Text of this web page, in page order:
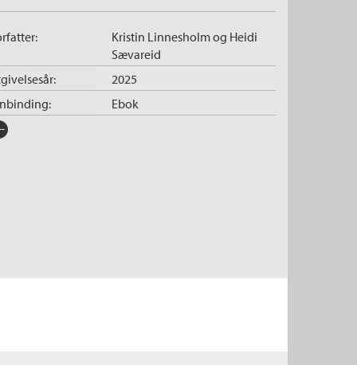
Kristin Linnesholmog Heidi
Sævareid
Ebok
2025
Vannmerket